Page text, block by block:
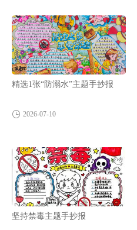
精选1张“防溺水”主题手抄报
2026-07-10
坚持禁毒主题手抄报